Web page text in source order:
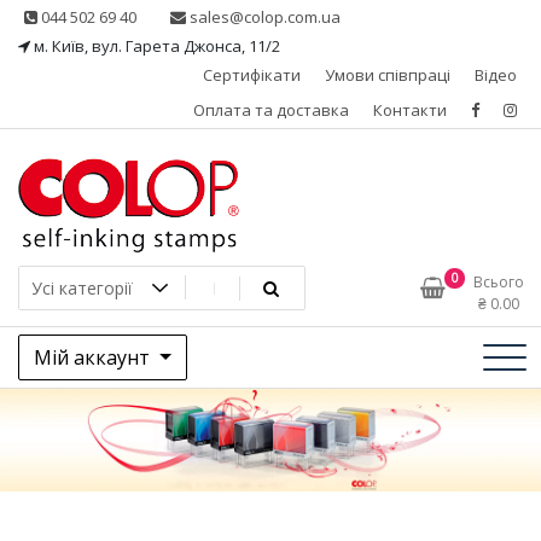
Skip 044 502 69 40
sales@colop.com.ua
м. Київ, вул. Гарета Джонса, 11/2
Сертифікати
Умови співпраці
Відео
Оплата та доставка
Контакти
КОЛОП – ексклюзивний
представник в Україні
одного з провідних
виробників штемпельної
продукції, австрійської
0
Всього
₴ 0.00
Мій аккаунт